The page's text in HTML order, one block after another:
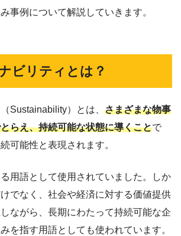
事例について解説していきます。
ビリティとは？
Sustainability）とは、 さまざまな物事
らえ、持続可能な状態に導くことで
可能性と表現されます。
用語として使用されていました。しか
でなく、社会や経済に対する価値提供
ながら、長期にわたって持続可能な企
を指す用語としても使われています。